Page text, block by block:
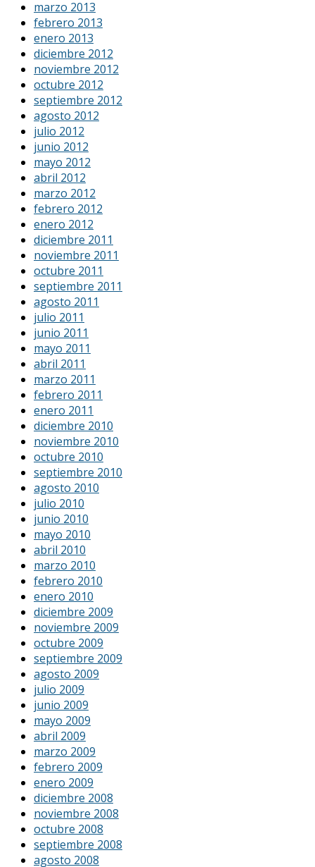
marzo 2013
febrero 2013
enero 2013
diciembre 2012
noviembre 2012
octubre 2012
septiembre 2012
agosto 2012
julio 2012
junio 2012
mayo 2012
abril 2012
marzo 2012
febrero 2012
enero 2012
diciembre 2011
noviembre 2011
octubre 2011
septiembre 2011
agosto 2011
julio 2011
junio 2011
mayo 2011
abril 2011
marzo 2011
febrero 2011
enero 2011
diciembre 2010
noviembre 2010
octubre 2010
septiembre 2010
agosto 2010
julio 2010
junio 2010
mayo 2010
abril 2010
marzo 2010
febrero 2010
enero 2010
diciembre 2009
noviembre 2009
octubre 2009
septiembre 2009
agosto 2009
julio 2009
junio 2009
mayo 2009
abril 2009
marzo 2009
febrero 2009
enero 2009
diciembre 2008
noviembre 2008
octubre 2008
septiembre 2008
agosto 2008